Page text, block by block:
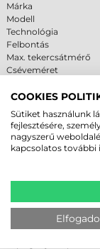
Márka
Modell
Technológia
Felbontás
Max. tekercsátmérő
Cséveméret
Garancia
NEM EZ A
környezetbe
és ahol a
körülmények között
egészségügyés az
azonosítása a cél.
COOKIES
Sütiket használunk
fejlesztésére,
nagyszerű
kapcsolatos további